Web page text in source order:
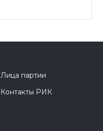
Лица партии
Контакты РИК